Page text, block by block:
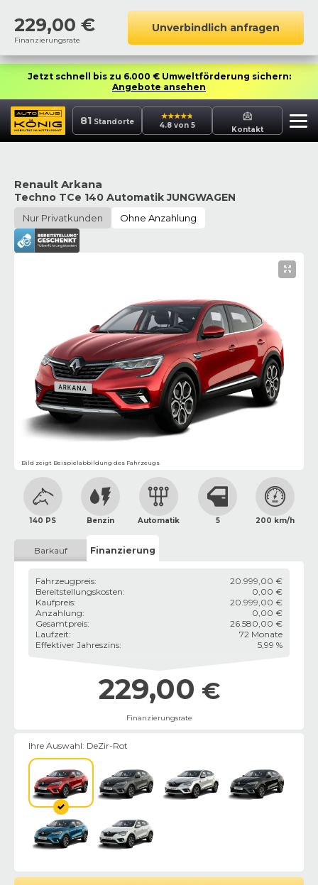
229,00 €
Finanzierungsrate
Unverbindlich anfragen
Jetzt schnell bis zu 6.000 € Umweltförderung sichern:
Angebote ansehen
81 Standorte 4.8 von 5 Kontakt
Renault Arkana
Techno TCe 140 Automatik JUNGWAGEN
Nur Privatkunden Ohne Anzahlung
Bild zeigt Beispielabbildung des Fahrzeugs
140 PS Benzin Automatik 5 200 km/h
Barkauf Finanzierung
Fahrzeugpreis:
20.999,00 €
Bereitstellungskosten:
0,00 €
Kaufpreis:
20.999,00 €
Anzahlung:
0,00 €
Gesamtpreis:
26.580,00 €
Laufzeit:
72 Monate
Effektiver Jahreszins: 5,99 %
229,00 €
Finanzierungsrate
Ihre Auswahl: DeZir-Rot